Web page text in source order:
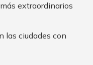
extraordinarios
las ciudades con